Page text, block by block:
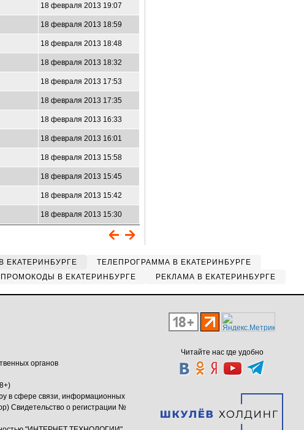
18 февраля 2013 19:07
18 февраля 2013 18:59
18 февраля 2013 18:48
18 февраля 2013 18:32
18 февраля 2013 17:53
18 февраля 2013 17:35
18 февраля 2013 16:33
18 февраля 2013 16:01
18 февраля 2013 15:58
18 февраля 2013 15:45
18 февраля 2013 15:42
18 февраля 2013 15:30
ЕКАТЕРИНБУРГЕ
ТЕЛЕПРОГРАММА В ЕКАТЕРИНБУРГЕ
ПРОМОКОДЫ В ЕКАТЕРИНБУРГЕ РЕКЛАМА В ЕКАТЕРИНБУРГЕ
Читайте нас где удобно
органов
в сфере связи, информационных
Свидетельство о регистрации №